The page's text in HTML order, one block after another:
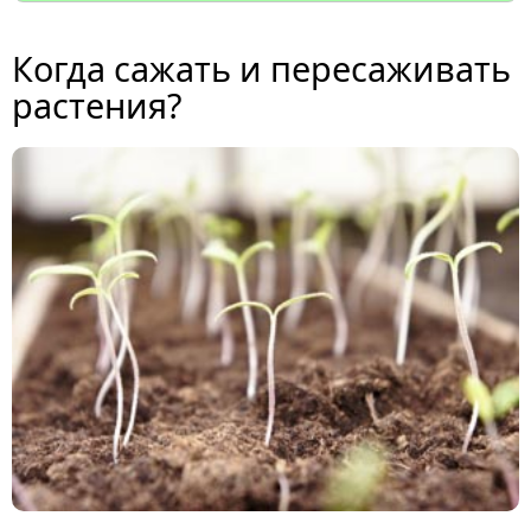
Когда сажать и пересаживать
растения?